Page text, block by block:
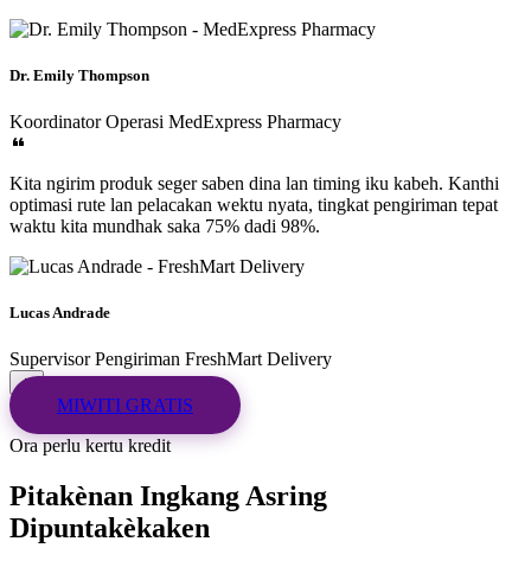
Dr. Emily Thompson
Koordinator Operasi MedExpress Pharmacy
Kita ngirim produk seger saben dina lan timing iku kabeh. Kanthi
optimasi rute lan pelacakan wektu nyata, tingkat pengiriman tepat
waktu kita mundhak saka 75% dadi 98%.
Lucas Andrade
Supervisor Pengiriman FreshMart Delivery
MIWITI GRATIS
Ora perlu kertu kredit
Pitakènan Ingkang Asring
Dipuntakèkaken